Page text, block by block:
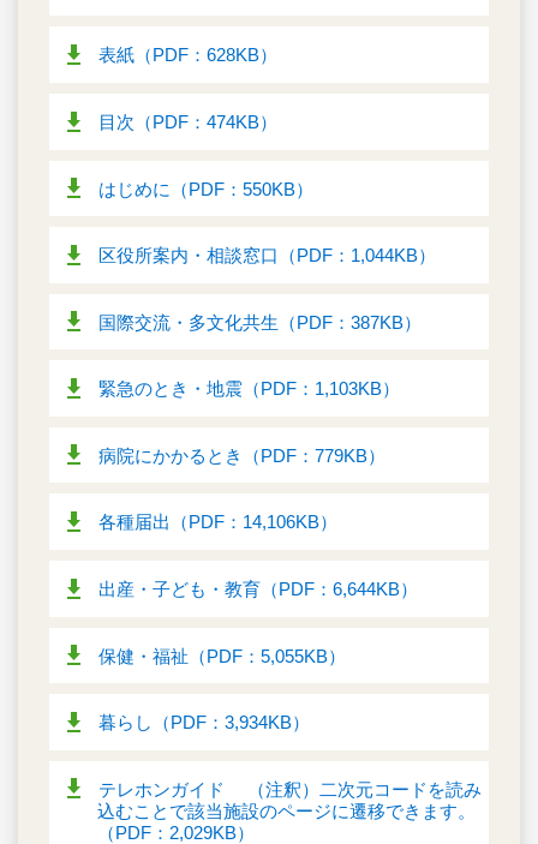
表紙（PDF：628KB）
目次（PDF：474KB）
はじめに（PDF：550KB）
区役所案内・相談窓口（PDF：1,044KB）
国際交流・多文化共生（PDF：387KB）
緊急のとき・地震（PDF：1,103KB）
病院にかかるとき（PDF：779KB）
各種届出（PDF：14,106KB）
出産・子ども・教育（PDF：6,644KB）
保健・福祉（PDF：5,055KB）
暮らし（PDF：3,934KB）
テレホンガイド （注釈）二次元コードを読み
込むことで該当施設のページに遷移できます。
（PDF：2,029KB）